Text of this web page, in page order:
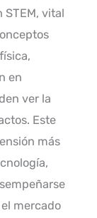
vital
en
ver la
Este
más
mercado